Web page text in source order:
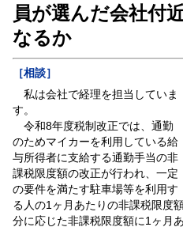
員が選んだ会社付
なるか
［相談］
私は会社で経理を担当していま
す。
令和8年度税制改正では、通勤
のためマイカーを利用している給
与所得者に支給する通勤手当の非
課税限度額の改正が行われ、一定
の要件を満たす駐車場等を利用す
る人の1ヶ月あたりの非課税限度
分に応じた非課税限度額に1ヶ月